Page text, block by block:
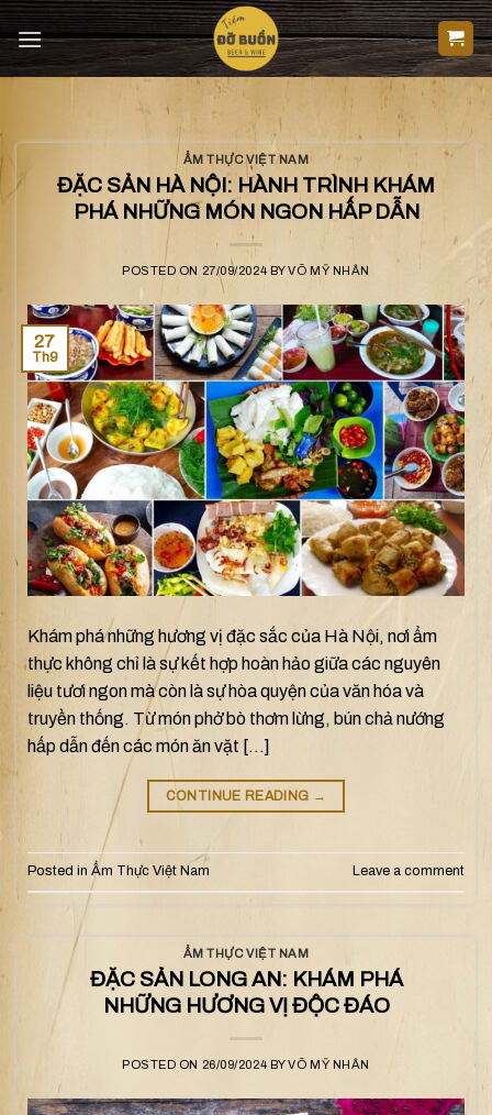
Skip
to
content
ẨM THỰC VIỆT NAM
ĐẶC SẢN HÀ NỘI: HÀNH TRÌNH KHÁM
PHÁ NHỮNG MÓN NGON HẤP DẪN
POSTED ON 27/09/2024 BYVÕ MỸ NHÂN
27
Th9
Khám phá những hương vị đặc sắc của Hà Nội, nơi ẩm
thực không chỉ là sự kết hợp hoàn hảo giữa các nguyên
liệu tươi ngon mà còn là sự hòa quyện của văn hóa và
truyền thống. Từ món phở bò thơm lừng, bún chả nướng
hấp dẫn đến các món ăn vặt […]
CONTINUE READING →
Posted in Ẩm Thực Việt Nam Leave a comment
ẨM THỰC VIỆT NAM
ĐẶC SẢN LONG AN: KHÁM PHÁ
NHỮNG HƯƠNG VỊ ĐỘC ĐÁO
POSTED ON 26/09/2024 BYVÕ MỸ NHÂN